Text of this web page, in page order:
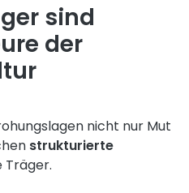
sind
der
nicht nur Mut
strukturierte
Träger.